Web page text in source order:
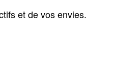
et de vos envies.